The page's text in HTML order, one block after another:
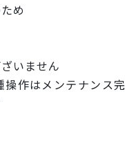
め
いません
操作はメンテナンス完